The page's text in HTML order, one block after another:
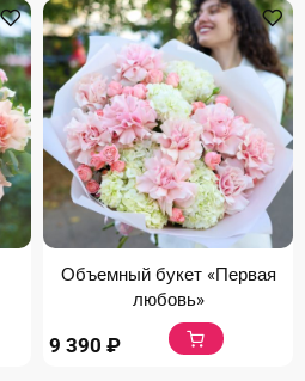
Объемный букет «Первая
любовь»
9 390 ₽